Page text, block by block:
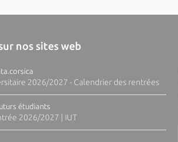
nos sites web
2026/2027 - Calendrier des rentrées
étudiants
2026/2027 | IUT